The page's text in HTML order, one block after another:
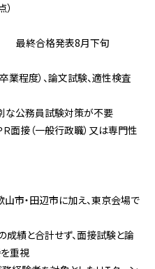
終合格発表8月下旬
業程度）、論文試験、適性検査
な公務員試験対策が不要
面接（一般行政職）又は専門性
市・田辺市に加え、東京会場で
績と合計せず、面接試験と論
重視